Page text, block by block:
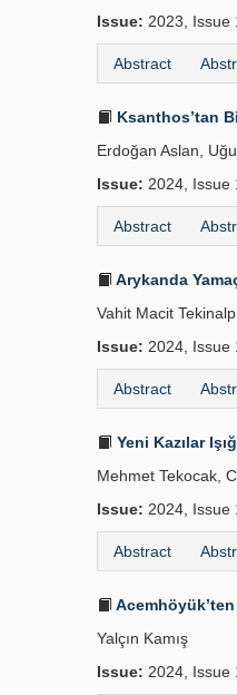
Issue: 2023, Issue
Abstract
Ksanthos’tan
Erdoğan Aslan,
Issue: 2024, Issue
Abstract
Arykanda
Vahit Macit
Issue: 2024, Issue
Abstract
Yeni Kazılar
Mehmet Tekocak,
Issue: 2024, Issue
Abstract
Acemhöyük’ten
Yalçın Kamış
Issue: 2024, Issue